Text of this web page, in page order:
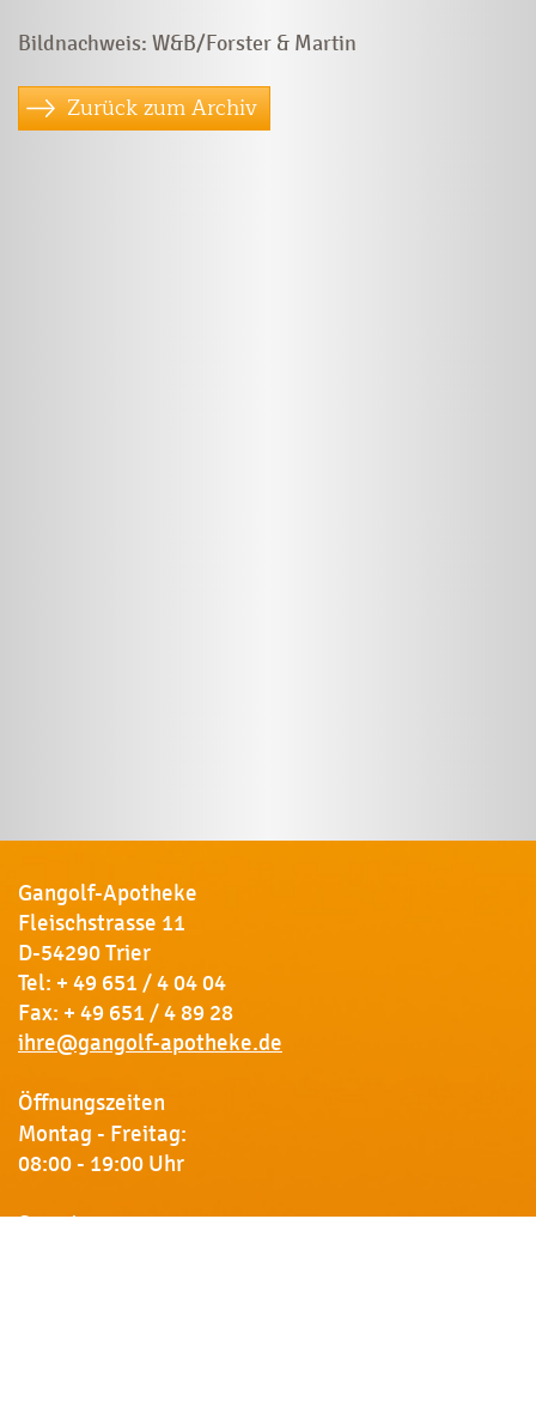
Bildnachweis: W&B/Forster & Martin
Zurück zum Archiv
Gangolf-Apotheke
Fleischstrasse 11
D-54290 Trier
Tel: + 49 651 / 4 04 04
Fax: + 49 651 / 4 89 28
ihre@gangolf-apotheke.de
Öffnungszeiten
Montag - Freitag:
08:00 - 19:00 Uhr
Samstag: